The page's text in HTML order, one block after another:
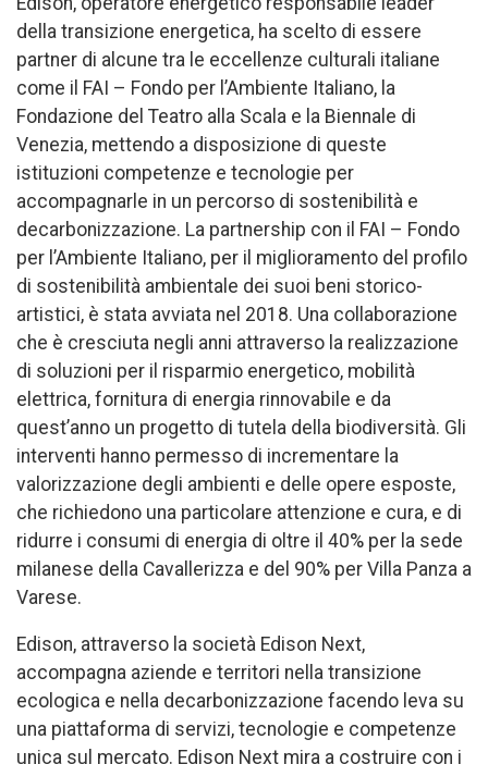
della transizione energetica, ha scelto di essere
partner di alcune tra le eccellenze culturali italiane
come il FAI – Fondo per l’Ambiente Italiano, la
Fondazione del Teatro alla Scala e la Biennale di
Venezia, mettendo a disposizione di queste
istituzioni competenze e tecnologie per
accompagnarle in un percorso di sostenibilità e
decarbonizzazione. La partnership con il FAI – Fondo
per l’Ambiente Italiano, per il miglioramento del profilo
di sostenibilità ambientale dei suoi beni storico-
artistici, è stata avviata nel 2018. Una collaborazione
che è cresciuta negli anni attraverso la realizzazione
di soluzioni per il risparmio energetico, mobilità
elettrica, fornitura di energia rinnovabile e da
quest’anno un progetto di tutela della biodiversità. Gli
interventi hanno permesso di incrementare la
valorizzazione degli ambienti e delle opere esposte,
che richiedono una particolare attenzione e cura, e di
ridurre i consumi di energia di oltre il 40% per la sede
milanese della Cavallerizza e del 90% per Villa Panza a
Varese.
Edison, attraverso la società Edison Next,
accompagna aziende e territori nella transizione
ecologica e nella decarbonizzazione facendo leva su
una piattaforma di servizi, tecnologie e competenze
unica sul mercato. Edison Next mira a costruire con i